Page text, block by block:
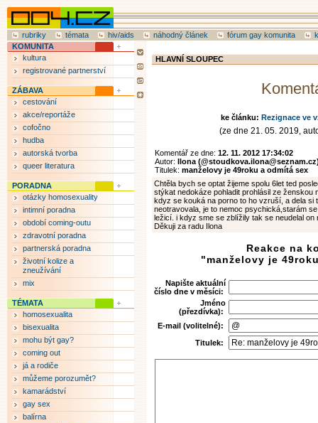
rubriky témata hiv/aids náhodný článek fórum gay komunita
HLAVNÍ SLOUPEC
ke článku: Rezignace ve
(ze dne 21. 05. 2019,
Komentář ze dne: 12. 11. 2012 17:34:02
Autor: Ilona
Titulek: manželovy je 49roku a odmítá sex
Chtěla bych se optat žijeme spolu 6let ted
stýkat nedokáze pohladit prohlásil ze ženskou
kdyz se kouká na porno to ho vzruší, a dela si
neotravovala, je to nemoc psychická,starám
ležicí. i kdyz sme se zblížily tak se neudelal
Děkuji za radu Ilona
Reakce na
"manželovy je
Napište aktuální
číslo dne v měsíci:
Jméno
(přezdívka):
E-mail (volitelné):
Titulek:
KOMUNITA
kultura
registrované partnerství
ZÁBAVA
cestování
akce/reportáže
cofočno
hudba
autorská tvorba
queer literatura
PORADNA
otázky homosexuality
intimní poradna
období coming-outu
zdravotní poradna
partnerská poradna
životní kolize a
zneužívání
mix
TÉMATA
homosexualita
bisexualita
mohu být gay?
coming out
já a rodiče
můžeme porozumět?
kamarádství
gay sex
balírna